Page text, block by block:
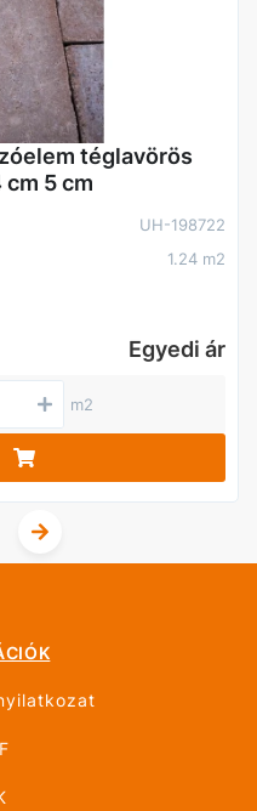
téglavörös
5 cm
UH-198722
1.24 m2
Egyedi ár
m2